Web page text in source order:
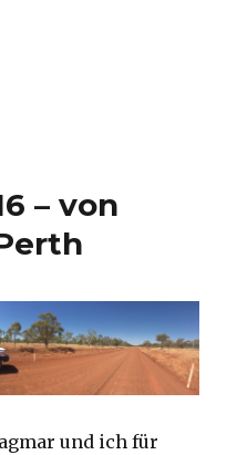
– von
und ich für